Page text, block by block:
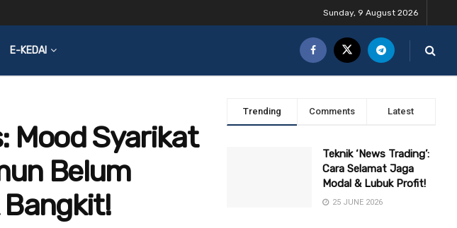
Sunday, 9 August 2026
E-KEDAI
Mood Syarikat
Belum
Trending Comments Latest
Teknik ‘News Trading’:
Cara Selamat Jaga
Modal & Lubuk Profit!
25 JUNE 2026